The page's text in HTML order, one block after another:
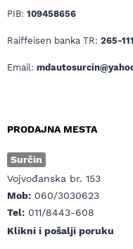
PIB: 109458656
Raiffeisen banka TR: 265-
Email:
PRODAJNA MESTA
Surčin
Vojvođanska br. 153
Mob: 060/3030623
Tel: 011/8443-608
Klikni i pošalji poruku